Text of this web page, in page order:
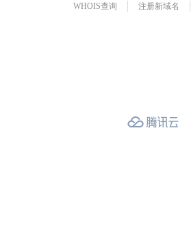
WHOIS查询 注册新域名